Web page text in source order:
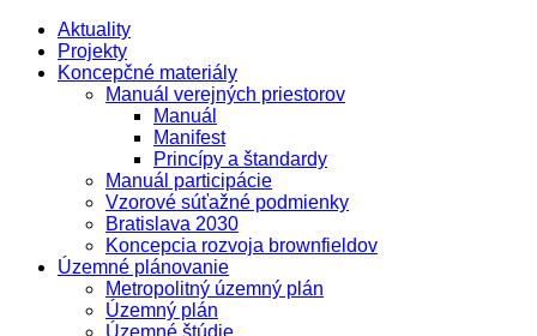
Aktuality
Projekty
Koncepčné materiály
Manuál verejných priestorov
Manuál
Manifest
Princípy a štandardy
Manuál participácie
Vzorové súťažné podmienky
Bratislava 2030
Koncepcia rozvoja brownfieldov
Územné plánovanie
Metropolitný územný plán
Územný plán
Územné štúdie